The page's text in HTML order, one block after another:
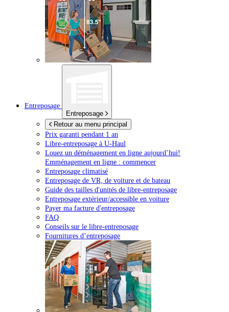
Entreposage
Entreposage
Retour au menu principal
Prix garanti pendant 1 an
Libre-entreposage à U-Haul
Louez un déménagement en ligne aujourd’hui!
Emménagement en ligne : commencer
Entreposage climatisé
Entreposage de VR, de voiture et de bateau
Guide des tailles d'unités de libre-entreposage
Entreposage extérieur/accessible en voiture
Payer ma facture d'entreposage
FAQ
Conseils sur le libre-entreposage
Fournitures d’entreposage